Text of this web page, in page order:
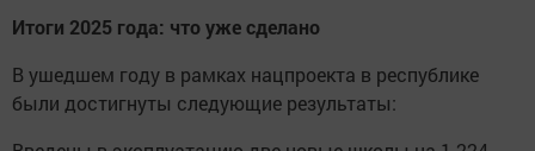
Итоги 2025 года: что уже сделано
В ушедшем году в рамках нацпроекта в республике
были достигнуты следующие результаты: